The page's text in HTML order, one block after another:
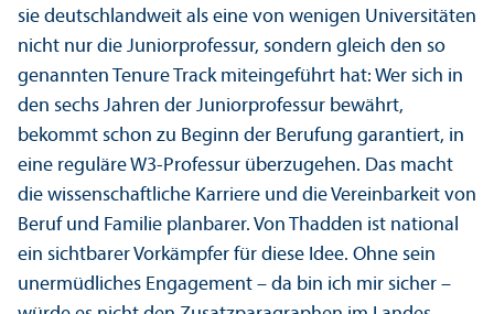
sie deutschland­weit als eine von wenigen Universitäten
nicht nur die Junior­professur, sondern gleich den so
genannten Tenure Track miteingeführt hat: Wer sich in
den sechs Jahren der Junior­professur bewährt,
bekommt schon zu Beginn der Berufung garanti­ert, in
eine reguläre W3-Professur überzugehen. Das macht
die wissenschaft­liche Karriere und die Vereinbarkeit von
Beruf und Familie planbarer. Von Thadden ist national
ein sichtbarer Vorkämpfer für diese Idee. Ohne sein
unermüdliches Engagement – da bin ich mir sicher –